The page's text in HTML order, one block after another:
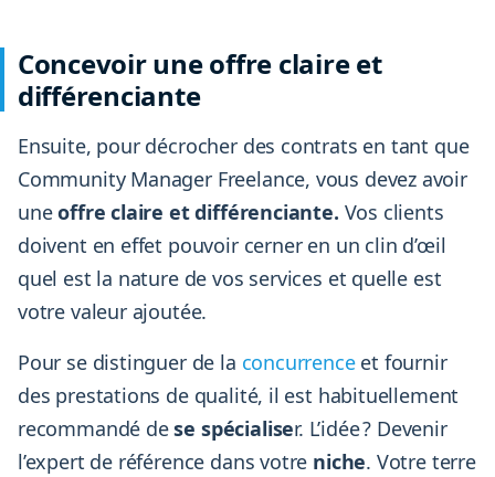
Concevoir une offre claire et
différenciante
Ensuite, pour décrocher des contrats en tant que
Community Manager Freelance, vous devez avoir
uneoffre claire et différenciante. Vos clients
doivent en effet pouvoir cerner en un clin d’œil
quel est la nature de vos services et quelle est
votre valeur ajoutée.
Pour se distinguer de la concurrenceet fournir
des prestations de qualité, il est habituellement
recommandé dese spécialiser. L’idée ? Devenir
l’expert de référence dans votre niche. Votre terre